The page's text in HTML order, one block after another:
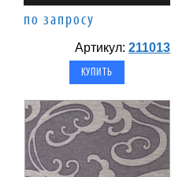
по запросу
Артикул:211013